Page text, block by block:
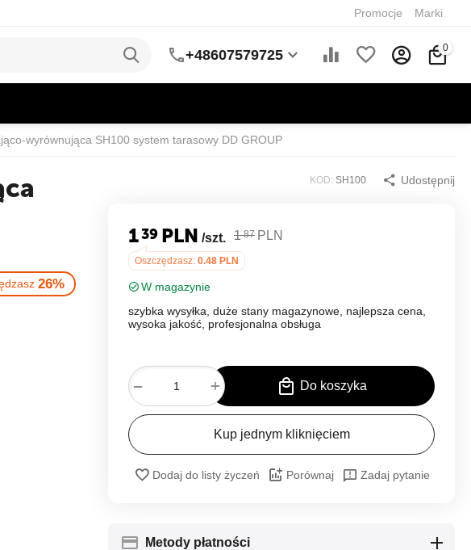
Promocje Marki
+48607579725 0
wyrównująca SH100 system tarasowy DD GROUP
KOD: SH100 Udostępnij
139 PLN /szt. 1 87 PLN
Oszczędzasz: 0.48 PLN
W magazynie
szybka wysyłka, duże stany magazynowe, najlepsza cena,
wysoka jakość, profesjonalna obsługa
+
− Do koszyka
Kup jednym kliknięciem
Dodaj do listy życzeń Porównaj Zadaj pytanie
Metody płatności